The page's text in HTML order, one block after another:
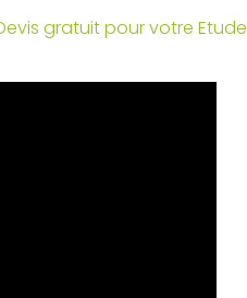
gratuit pour votre Etude